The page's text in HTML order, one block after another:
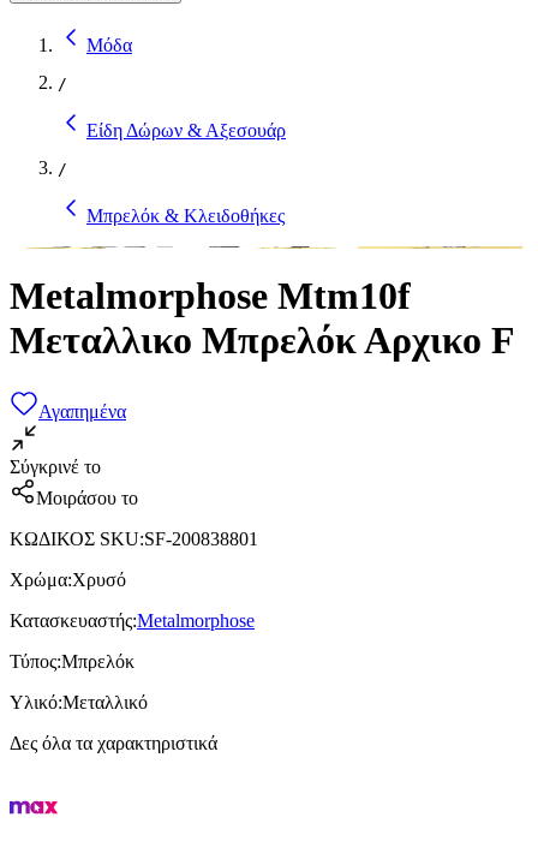
Μόδα
/
Είδη Δώρων & Αξεσουάρ
/
Μπρελόκ & Κλειδοθήκες
Metalmorphose Mtm10f
Μεταλλικο Μπρελόκ Αρχικο F
Αγαπημένα
Σύγκρινέ το
Μοιράσου το
ΚΩΔΙΚΟΣ SKU:SF-200838801
Χρώμα:Χρυσό
Κατασκευαστής:Metalmorphose
Τύπος:Μπρελόκ
Υλικό:Μεταλλικό
Δες όλα τα χαρακτηριστικά